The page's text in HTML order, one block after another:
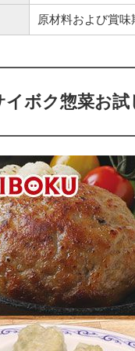
原材料および賞
イボク惣菜お